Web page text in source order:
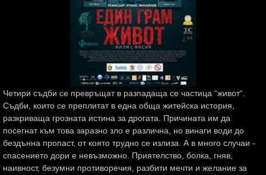
Четири съдби се превръщат в разпадаща се частица “живот“.
Съдби, които се преплитат в една обща житейска история,
разкриваща грозната истина за дрогата. Причината им да
посегнат към това заразно зло е различна, но винаги води до
бездънна пропаст, от която трудно се излиза. А в много случаи -
спасението дори е невъзможно. Приятелство, болка, гняв,
наивност, безумни противоречия, разбити мечти и желание за